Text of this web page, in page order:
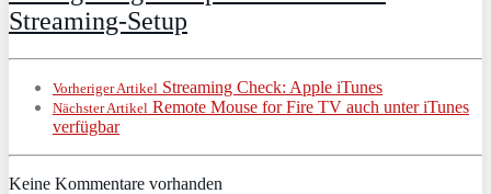
Streaming-Setup
Vorheriger Artikel Streaming Check: Apple iTunes
Nächster Artikel Remote Mouse for Fire TV auch unter iTunes
verfügbar
Keine Kommentare vorhanden